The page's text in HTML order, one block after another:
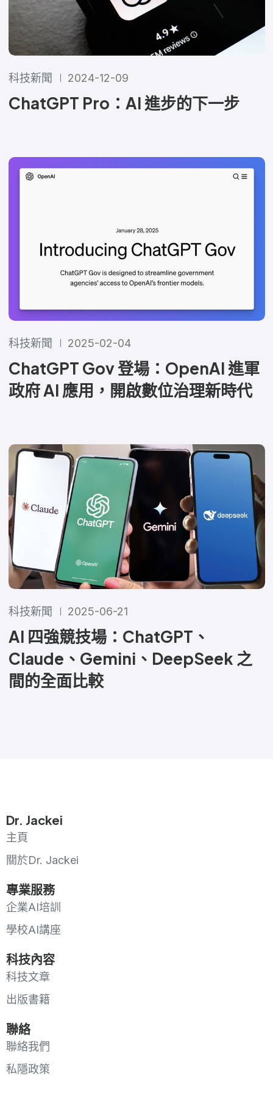
科技新聞 2024-12-09
ChatGPT Pro：AI 進步的下一步
科技新聞 2025-02-04
ChatGPT Gov 登場：OpenAI 進軍
政府 AI 應用，開啟數位治理新時代
科技新聞 2025-06-21
AI 四強競技場：ChatGPT、
Claude、Gemini、DeepSeek 之
間的全面比較
Dr. Jackei
主頁
關於Dr. Jackei
專業服務
企業AI培訓
學校AI講座
科技內容
科技文章
出版書籍
聯絡
聯絡我們
私隱政策